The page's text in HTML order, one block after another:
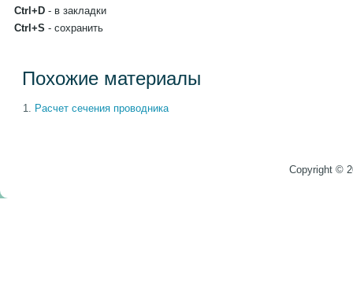
Ctrl+D - в закладки
Ctrl+S - сохранить
Похожие материалы
Расчет сечения проводника
Copyright ©